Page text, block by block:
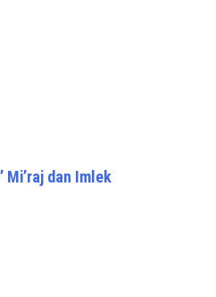
Mi’raj dan Imlek